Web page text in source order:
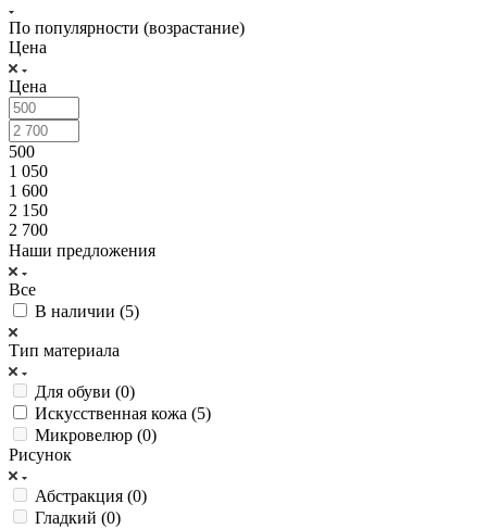
По популярности (возрастание)
Цена
Цена
500
1 050
1 600
2 150
2 700
Наши предложения
Все
В наличии (5)
Тип материала
Для обуви (0)
Искусственная кожа (5)
Микровелюр (0)
Рисунок
Абстракция (0)
Гладкий (0)